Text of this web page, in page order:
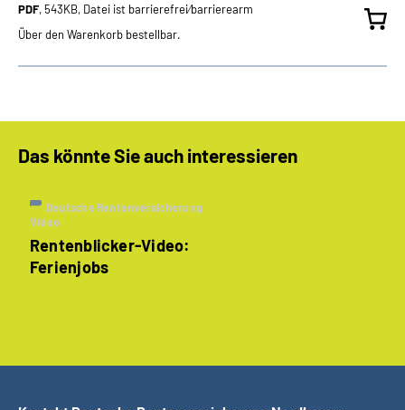
PDF, 543KB, Datei ist barrierefrei⁄barrierearm
Über den Warenkorb bestellbar.
Das könnte Sie auch interessieren
Deutsche Rentenversicherung
Video
Rentenblicker-Video:
Ferienjobs